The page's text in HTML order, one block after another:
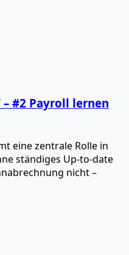
– #2 Payroll lernen
eine zentrale Rolle in
ständiges Up-to-date
nicht –